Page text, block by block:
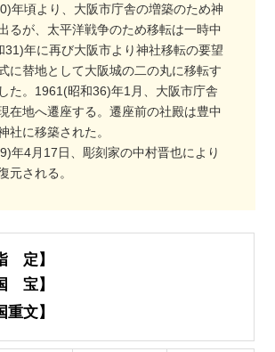
年頃より、大阪市庁舎の増築のため神
るが、太平洋戦争のため移転は一時中
31)年に再び大阪市より神社移転の要望
に替地として大阪城の二の丸に移転す
た。1961(昭和36)年1月、大阪市庁舎
在地へ遷座する。遷座前の社殿は豊中
社に移築された。
年4月17日、彫刻家の中村晋也により
元される。
定】
宝】
重文】